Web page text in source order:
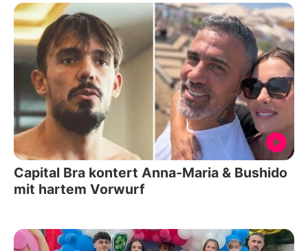
Capital Bra kontert Anna-Maria & Bushido
mit hartem Vorwurf